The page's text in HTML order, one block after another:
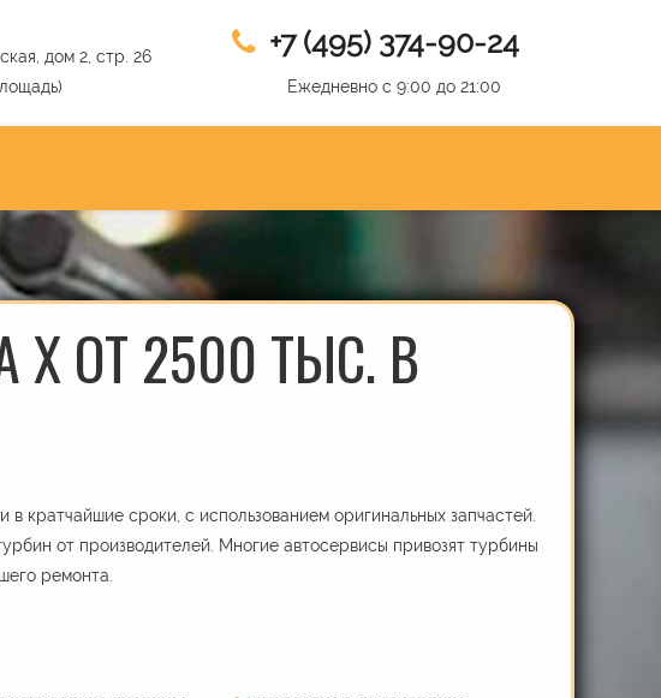
дом 2, стр. 26
+7 (495) 374-90-24
Ежедневно с 9:00 до 21:00
X ОТ 2500 ТЫС. В
кратчайшие сроки, с использованием оригинальных запчастей.
от производителей. Многие автосервисы привозят турбины
ремонта.